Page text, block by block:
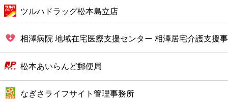
病院
ツルハドラッグ松本島立店
相澤病院 地域在宅医療支援センター 相澤居宅介護支援
松本あいらんど郵便局
なぎさライフサイト管理事務所